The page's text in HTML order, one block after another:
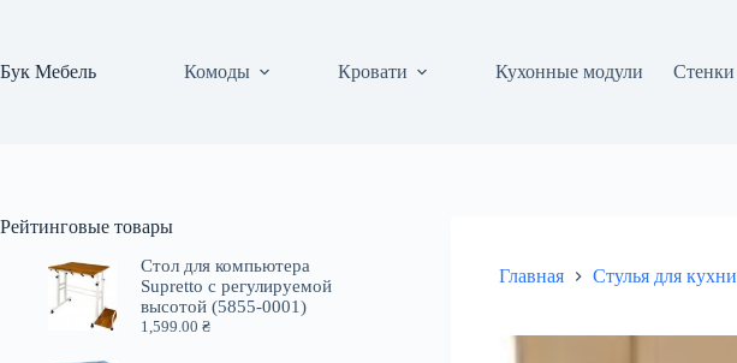
Бук Мебель
Комоды Кровати Кухонные модули
Главная Стулья для кухни
Рейтинговые товары
Стол для компьютера
Supretto с регулируемой
высотой (5855-0001)
1,599.00₴